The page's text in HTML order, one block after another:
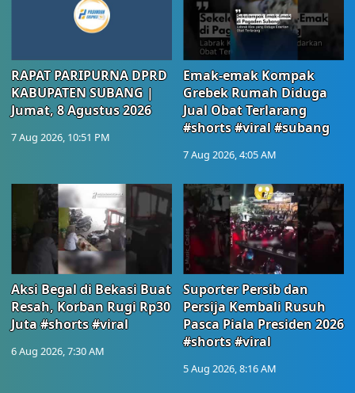
RAPAT PARIPURNA DPRD
KABUPATEN SUBANG |
Jumat, 8 Agustus 2026
7 Aug 2026, 10:51 PM
Emak-emak Kompak
Grebek Rumah Diduga
Jual Obat Terlarang
#shorts #viral #subang
7 Aug 2026, 4:05 AM
Aksi Begal di Bekasi Buat
Resah, Korban Rugi Rp30
Juta #shorts #viral
6 Aug 2026, 7:30 AM
Suporter Persib dan
Persija Kembali Rusuh
Pasca Piala Presiden 2026
#shorts #viral
5 Aug 2026, 8:16 AM